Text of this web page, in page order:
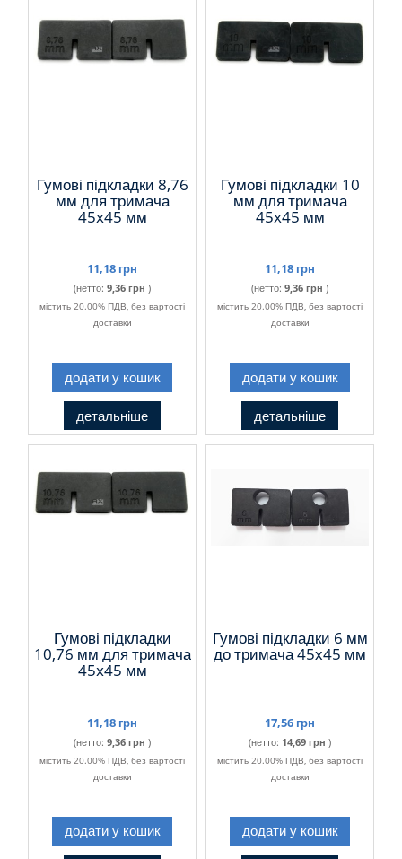
Гумові підкладки 8,76
мм для тримача
45x45 мм
11,18 грн
(нетто: 9,36 грн )
містить 20.00% ПДВ, без вартості
доставки
додати у кошик
детальніше
Гумові підкладки 10
мм для тримача
45x45 мм
11,18 грн
(нетто: 9,36 грн )
містить 20.00% ПДВ, без вартості
доставки
додати у кошик
детальніше
Гумові підкладки
10,76 мм для тримача
45x45 мм
11,18 грн
(нетто: 9,36 грн )
містить 20.00% ПДВ, без вартості
доставки
додати у кошик
Гумові підкладки 6 мм
до тримача 45х45 мм
17,56 грн
(нетто: 14,69 грн )
містить 20.00% ПДВ, без вартості
доставки
додати у кошик